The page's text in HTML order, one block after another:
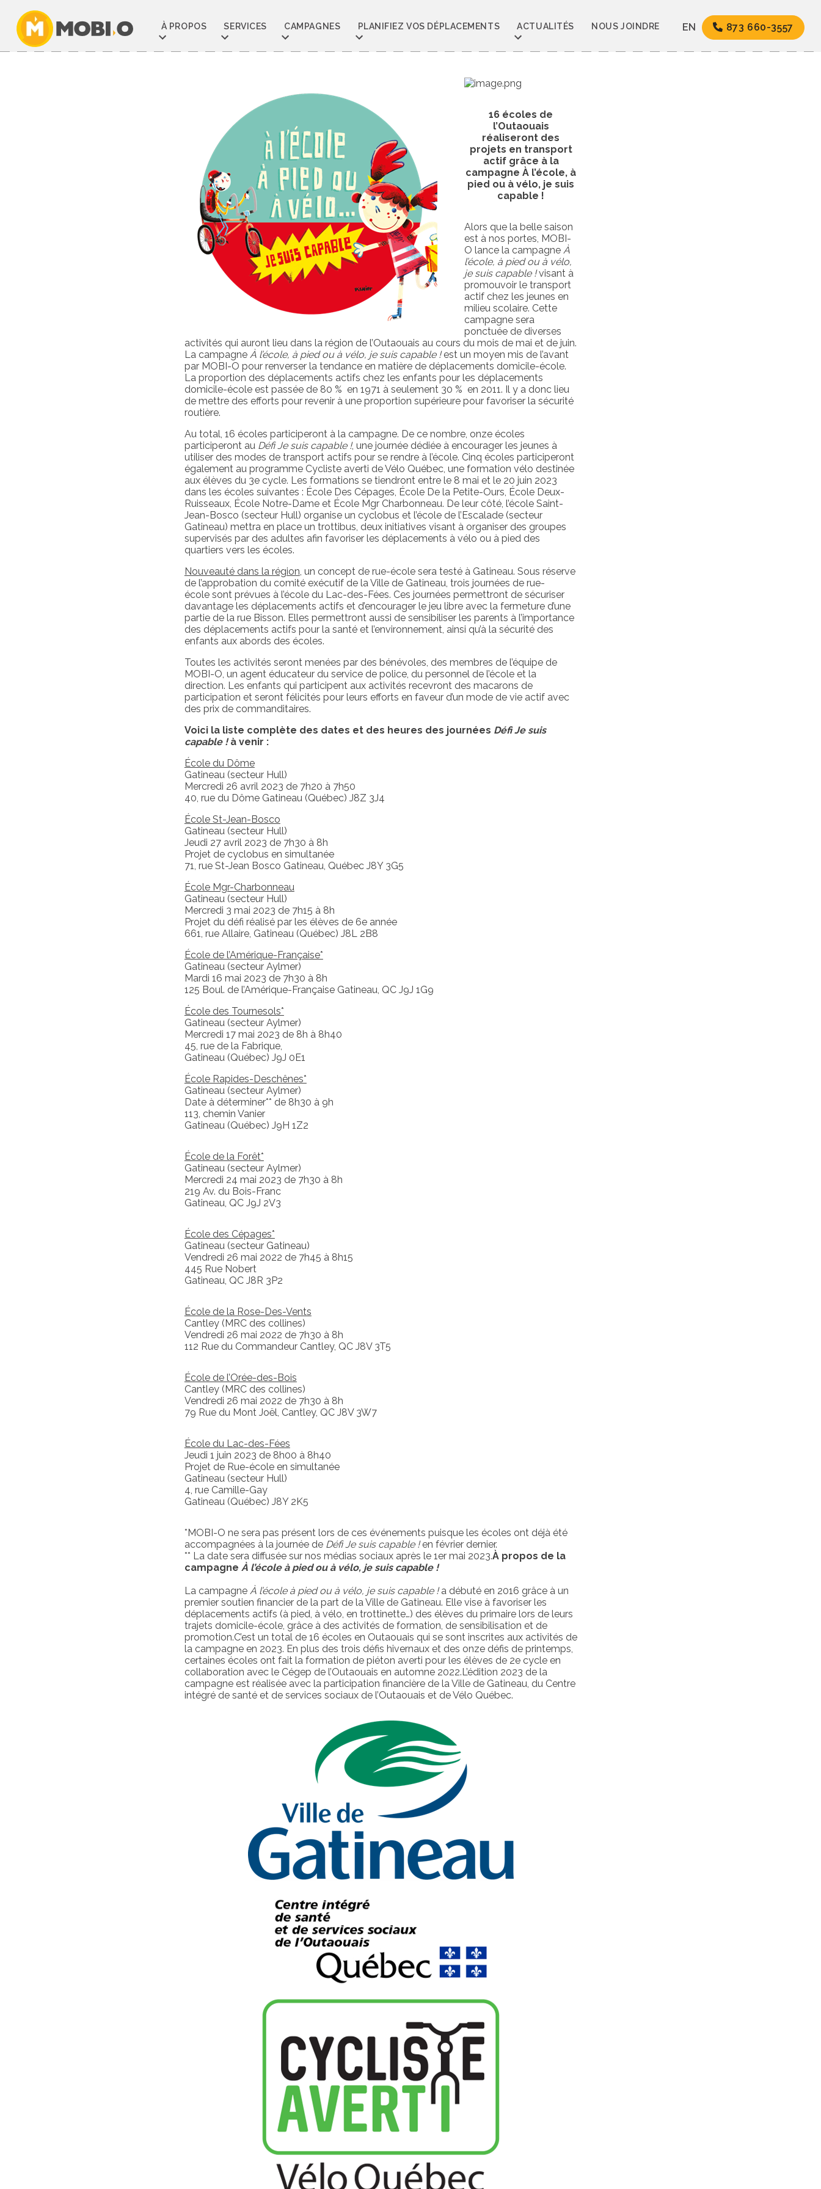
contenu
À PROPOS SERVICES CAMPAGNES PLANIFIEZ VOS DÉPLACEMENTS ACTUALITÉS NOUS JOINDRE EN 873 660-3557
16 écoles de
l’Outaouais
réaliseront des
projets en transport
actif grâce à la
campagne À l’école, à
pied ou à vélo, je suis
capable !
Alors que la belle saison
est à nos portes, MOBI-
O lance la campagneÀ
l’école, à pied ou à vélo,
je suis capable !visant à
promouvoir le transport
actif chez les jeunes en
milieu scolaire. Cette
campagne sera
ponctuée de diverses
activités qui auront lieu dans la région de l’Outaouais au cours du mois de mai et de juin.
La campagne À l’école, à pied ou à vélo, je suis capable !est un moyen mis de l’avant
par MOBI-O pour renverser la tendance en matière de déplacements domicile-école.
La proportion des déplacements actifs chez les enfants pour les déplacements
domicile-école est passée de 80 % en 1971 à seulement 30 % en 2011. Il y a donc lieu
de mettre des efforts pour revenir à une proportion supérieure pour favoriser la sécurité
routière.
Au total, 16 écoles participeront à la campagne. De ce nombre, onze écoles
participeront au Défi Je suis capable !, une journée dédiée à encourager les jeunes à
utiliser des modes de transport actifs pour se rendre à l’école. Cinq écoles participeront
également au programme Cycliste averti de Vélo Québec, une formation vélo destinée
aux élèves du 3e cycle. Les formations se tiendront entre le 8 mai et le 20 juin 2023
dans les écoles suivantes : École Des Cépages, École De la Petite-Ours, École Deux-
Ruisseaux, École Notre-Dame et École Mgr Charbonneau. De leur côté, l’école Saint-
Jean-Bosco (secteur Hull) organise un cyclobus et l’école de l’Escalade (secteur
Gatineau) mettra en place un trottibus, deux initiatives visant à organiser des groupes
supervisés par des adultes afin favoriser les déplacements à vélo ou à pieddes
quartiers vers les écoles.
Nouveauté dans la région, un concept de rue-école sera testé à Gatineau. Sous réserve
de l’approbation du comité exécutif de la Ville de Gatineau, trois journées de rue-
école sont prévues à l’école du Lac-des-Fées. Ces journées permettront de sécuriser
davantage les déplacements actifs et d’encourager le jeu libre avec la fermeture d’une
partie de la rue Bisson. Elles permettront aussi de sensibiliser les parents à l’importance
des déplacements actifs pour la santé et l’environnement, ainsi qu’à la sécurité des
enfants aux abords des écoles.
Toutes les activités seront menées par des bénévoles, des membres de l’équipe de
MOBI-O, un agent éducateur du service de police, du personnel de l’école et la
direction. Les enfants qui participent aux activités recevront des macarons de
participation et seront félicités pour leurs efforts en faveur d’un mode de vie actif avec
des prix de commanditaires.
Voici la liste complète des dates et des heures des journées Défi Je suis
capable !à venir :
École du Dôme
Gatineau (secteur Hull)
Mercredi 26 avril 2023 de 7h20 à 7h50
40, rue du Dôme Gatineau (Québec) J8Z 3J4
École St-Jean-Bosco
Gatineau (secteur Hull)
Jeudi 27 avril 2023 de 7h30 à 8h
Projet de cyclobus en simultanée
71, rue St-Jean Bosco Gatineau, Québec J8Y 3G5
École Mgr-Charbonneau
Gatineau (secteur Hull)
Mercredi 3 mai 2023 de 7h15 à 8h
Projet du défi réalisé par les élèves de 6e année
661, rue Allaire, Gatineau (Québec) J8L 2B8
École de l’Amérique-Française*
Gatineau (secteur Aylmer)
Mardi 16 mai 2023 de 7h30 à 8h
125 Boul. de l’Amérique-Française Gatineau, QC J9J 1G9
École des Tournesols*
Gatineau (secteur Aylmer)
Mercredi 17 mai 2023 de 8h à 8h40
45, rue de la Fabrique,
Gatineau (Québec) J9J 0E1
École Rapides-Deschênes*
Gatineau (secteur Aylmer)
Date à déterminer** de 8h30 à 9h
113, chemin Vanier
Gatineau (Québec) J9H 1Z2
École de la Forêt*
Gatineau (secteur Aylmer)
Mercredi 24 mai 2023 de 7h30 à 8h
219 Av. du Bois-Franc
Gatineau, QC J9J 2V3
École des Cépages*
Gatineau (secteur Gatineau)
Vendredi 26 mai 2022 de 7h45 à 8h15
445 Rue Nobert
Gatineau, QC J8R 3P2
École de la Rose-Des-Vents
Cantley (MRC des collines)
Vendredi 26 mai 2022 de 7h30 à 8h
112 Rue du Commandeur Cantley, QC J8V 3T5
École de l’Orée-des-Bois
Cantley (MRC des collines)
Vendredi 26 mai 2022 de 7h30 à 8h
79 Rue du Mont Joël, Cantley, QC J8V 3W7
École du Lac-des-Fées
Jeudi 1 juin 2023 de 8h00 à 8h40
Projet de Rue-école en simultanée
Gatineau (secteur Hull)
4, rue Camille-Gay
Gatineau (Québec) J8Y 2K5
*MOBI-O ne sera pas présent lors de ces événements puisque les écoles ont déjà été
accompagnées à la journée de Défi Je suis capable !en février dernier.
** La date sera diffusée sur nos médias sociaux après le 1ermai 2023.À propos de la
campagne À l’école à pied ou à vélo, je suis capable !
La campagne À l’école à pied ou à vélo, je suis capable !a débuté en 2016 grâce à un
premier soutien financier de la part de la Ville de Gatineau. Elle vise à favoriser les
déplacements actifs (à pied, à vélo, en trottinette…) des élèves du primaire lors de leurs
trajets domicile-école, grâce à des activités de formation, de sensibilisation et de
promotion.C’est un total de 16 écoles en Outaouais qui se sont inscrites aux activités de
la campagne en 2023. En plus des trois défis hivernaux et des onze défis de printemps,
certaines écoles ont fait la formation de piéton averti pour les élèves de 2e cycle en
collaboration avec le Cégep de l’Outaouais en automne 2022.L’édition 2023 de la
campagne est réalisée avec la participation financière de la Ville de Gatineau, du Centre
intégré de santé et de services sociaux de l’Outaouais et de Vélo Québec.